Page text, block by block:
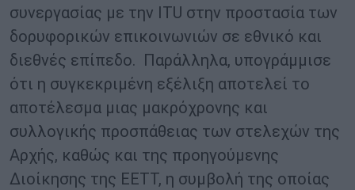
συνεργασίας με την ITU στην προστασία των
δορυφορικών επικοινωνιών σε εθνικό και
διεθνές επίπεδο. Παράλληλα, υπογράμμισε
ότι η συγκεκριμένη εξέλιξη αποτελεί το
αποτέλεσμα μιας μακρόχρονης και
συλλογικής προσπάθειας των στελεχών της
Αρχής, καθώς και της προηγούμενης
Διοίκησης της ΕΕΤΤ, η συμβολή της οποίας